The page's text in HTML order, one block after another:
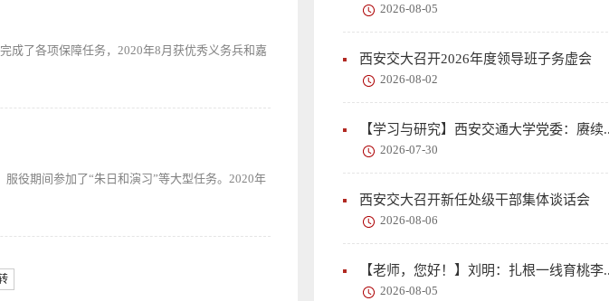
成了各项保障任务，2020年8月获优秀义务兵和嘉
役期间参加了“朱日和演习”等大型任务。2020年
2026-08-05
西安交大召开2026年度领导班子务虚会
2026-08-02
【学习与研究】西安交通大学党委：赓续
2026-07-30
西安交大召开新任处级干部集体谈话会
2026-08-06
【老师，您好！】刘明：扎根一线育桃李
2026-08-05